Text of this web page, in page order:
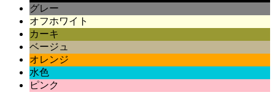
グレー
オフホワイト
カーキ
ベージュ
オレンジ
水色
ピンク